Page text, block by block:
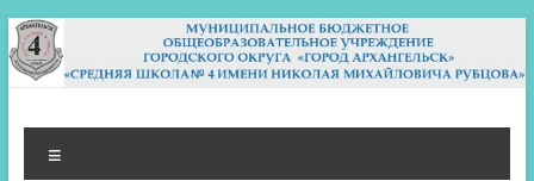
Перейти
к
содержимому
МБОУ СШ 4
Архангельск